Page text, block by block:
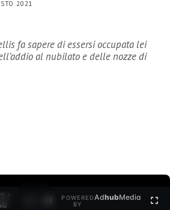
2021
fa sapere di essersi occupata lei
al nubilato e delle nozze di
/
POWERED
BY
AdhubMedia